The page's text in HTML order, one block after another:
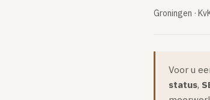
Groningen ·
Voor u
status,